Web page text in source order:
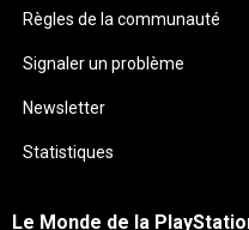
Règles de la communauté
Signaler un problème
Newsletter
Statistiques
Le Monde de la